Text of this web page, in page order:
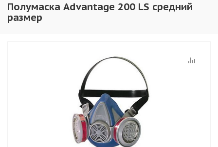
Полумаска Advantage 200 LS средний
размер